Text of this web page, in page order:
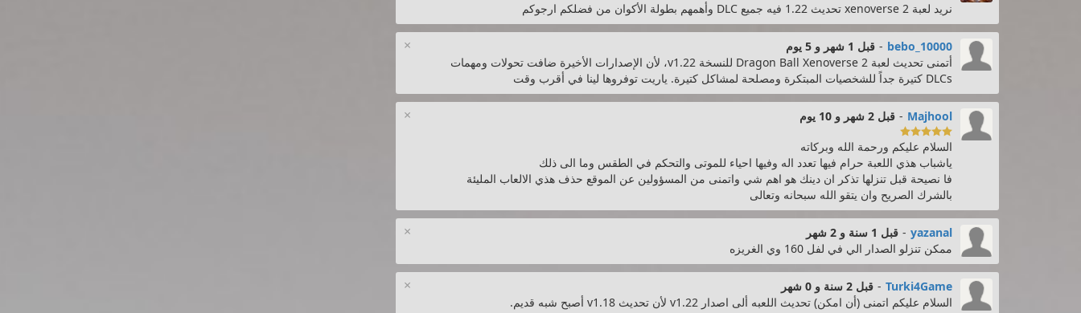
نريد لعبة xenoverse 2 تحديث 1.22 فيه جميع DLC وأهمهم بطولة الأكوان من فضلكم ارجوكم
× bebo_10000
- قبل 1 شهر و 5 يوم
أتمنى تحديث لعبة Dragon Ball Xenoverse 2 للنسخة v1.22، لأن الإصدارات الأخيرة ضافت تحولات ومهمات
DLCs كتيرة جداً للشخصيات المبتكرة ومصلحة لمشاكل كتيرة. ياريت توفروها لينا في أقرب وقت
× Majhool
- قبل 2 شهر و 10 يوم

السلام عليكم ورحمة الله وبركاته
ياشباب هذي اللعبة حرام فيها تعدد اله وفيها احياء للموتى والتحكم في الطقس وما الى ذلك
فا نصيحة قبل تنزلها تذكر ان دينك هو اهم شي واتمنى من المسؤولين عن الموقع حذف هذي الالعاب المليئة
بالشرك الصريح وان يتقو الله سبحانه وتعالى
× yazanal
- قبل 1 سنة و 2 شهر
ممكن تنزلو الصدار الي في لفل 160 وي الغريزه
× Turki4Game
- قبل 2 سنة و 0 شهر
السلام عليكم اتمنى (أن امكن) تحديث اللعبه ألى اصدار v1.22 لأن تحديث v1.18 أصبح شبه قديم.